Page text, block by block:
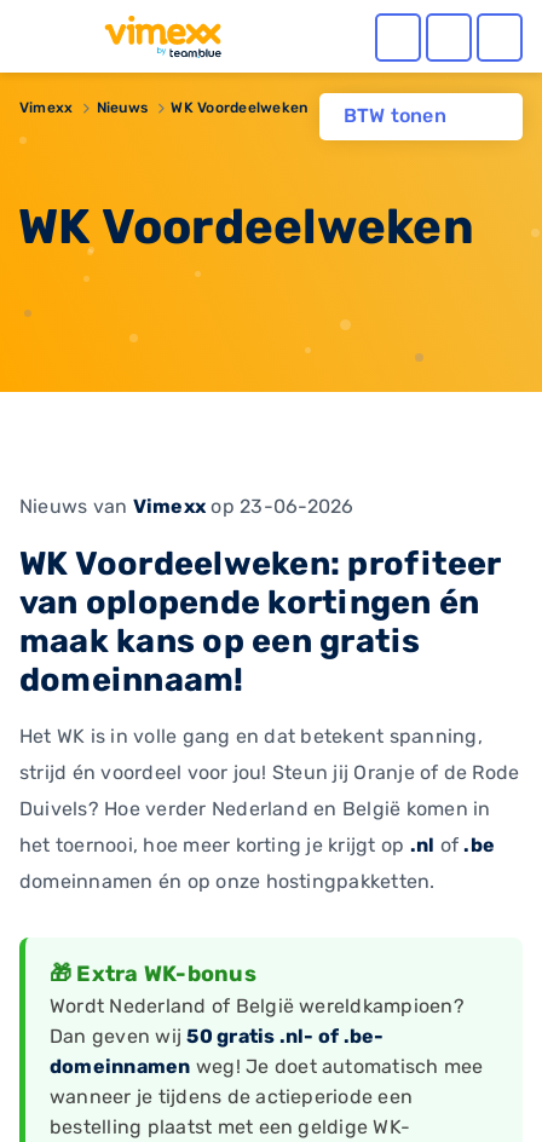
BTW tonen
Vimexx Nieuws WK Voordeelweken
WK Voordeelweken
Nieuws van Vimexx op 23-06-2026
WK Voordeelweken: profiteer
van oplopende kortingen én
maak kans op een gratis
domeinnaam!
Het WK is in volle gang en dat betekent spanning,
strijd én voordeel voor jou! Steun jij Oranje of de Rode
Duivels? Hoe verder Nederland en België komen in
het toernooi, hoe meer korting je krijgt op .nl of.be
domeinnamen én op onze hostingpakketten.
🎁 Extra WK-bonus
Wordt Nederland of België wereldkampioen?
Dan geven wij50 gratis .nl- of .be-
domeinnamen weg! Je doet automatisch mee
wanneer je tijdens de actieperiode een
bestelling plaatst met een geldige WK-